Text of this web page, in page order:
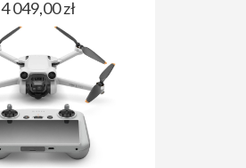
4 049,00 zł